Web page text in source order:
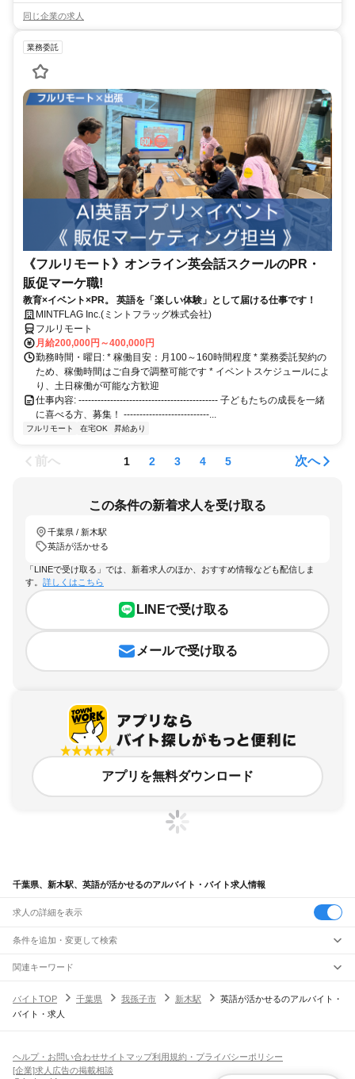
同じ企業の求人
業務委託
《フルリモート》オンライン英会話スクールのPR・
販促マーケ職!
教育×イベント×PR。 英語を「楽しい体験」として届ける仕事です！
MINTFLAG Inc.(ミントフラッグ株式会社)
フルリモート
月給200,000円～400,000円
勤務時間・曜日: * 稼働目安：月100～160時間程度 * 業務委託契約の
ため、稼働時間はご自身で調整可能です * イベントスケジュールによ
り、土日稼働が可能な方歓迎
仕事内容: -------------------------------------------- 子どもたちの成長を一緒
に喜べる方、募集！ ---------------------------...
フルリモート 在宅OK 昇給あり
前へ 1 2 3 4 5 次へ
この条件の新着求人を受け取る
千葉県 / 新木駅
英語が活かせる
「LINEで受け取る」では、新着求人のほか、おすすめ情報なども配信しま
す。 詳しくはこちら
LINEで受け取る
メールで受け取る
アプリを無料ダウンロード
千葉県、新木駅、英語が活かせるのアルバイト・バイト求人情報
求人の詳細を表示
条件を追加・変更して検索
市区町村を追加・変更
千葉県すべて
千葉市
旭市習志野市柏市勝浦市市原市流山市八千代市我孫子市鴨川市鎌ケ谷市
君津市富津市浦安市 印西市白井市富里市南房総市
駅を追加・変更
JR中央・総武線
市川駅本八幡駅下総中山駅 津田沼駅幕張本郷駅幕張駅
職種を追加・変更
飲食・フードサービスすべて
ホールスタッフキッチンスタッフ
人気
雇用形態を追加・変更
関連キーワード
バイトTOP
千葉県 我孫子市 新木駅
英語が活かせるのアルバイト・
バイト・求人
ヘルプ・お問い合わせサイトマップ利用規約・プライバシーポリシー
[企業]求人広告の掲載相談